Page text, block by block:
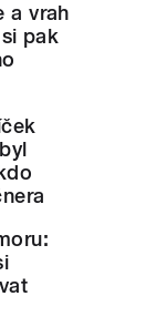
a vrah
pak